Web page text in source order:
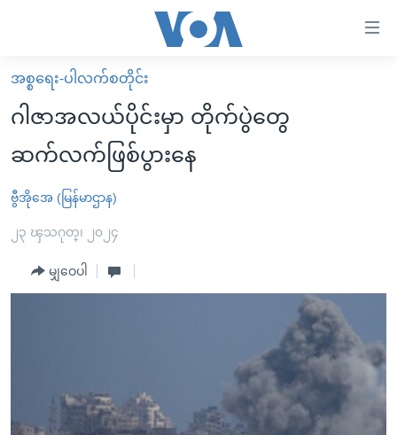
လွယ်ကူ
စေ
များ
ပင်မ
ညွန်း
မူလစာမျက်နှာ
မြန်မာ
ကမ္ဘာ့သတင်းများ
နိုင်ငံတကာ
အစ္စရေး-ပါလက်စတိုင်း
ဗွီဒီယို
အင်္ဂလိပ်စာလေ့လာမယ်
သုတပဒေသာ အင်္ဂလိပ်စာ
Learning English
အစ္စရေး-ပါလက်စတိုင်း
ဂါဇာအလယ်ပိုင်းမှာ တိုက်ပွဲတွေ
ဆက်လက်ဖြစ်ပွားနေ
ဗွီအိုအေ (မြန်မာဌာန)
၂၃ ၾသဂုတ္၊ ၂၀၂၄
မျှဝေပါ